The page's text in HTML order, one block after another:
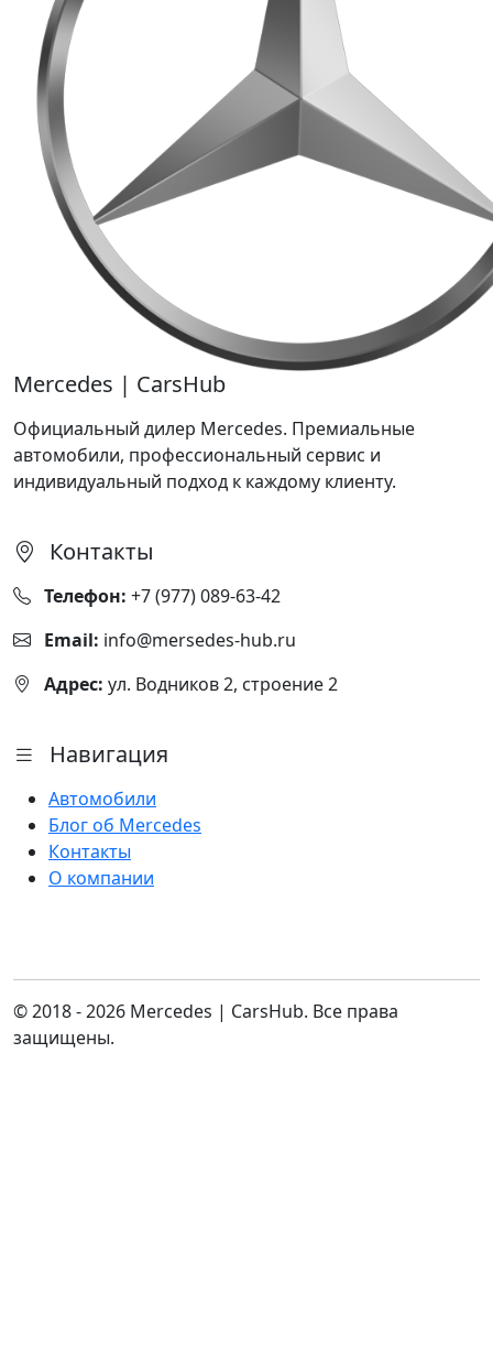
Mercedes | CarsHub
Официальный дилер Mercedes. Премиальные
автомобили, профессиональный сервис и
индивидуальный подход к каждому клиенту.
Контакты
Телефон: +7 (977) 089-63-42
Email: info@mersedes-hub.ru
Адрес: ул. Водников 2, строение 2
Навигация
Автомобили
Блог об Mercedes
Контакты
О компании
© 2018 - 2026 Mercedes | CarsHub. Все права
защищены.